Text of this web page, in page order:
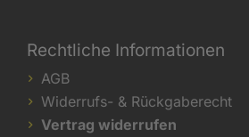
Rechtliche Informationen
AGB
Widerrufs- & Rückgaberecht
Vertrag widerrufen